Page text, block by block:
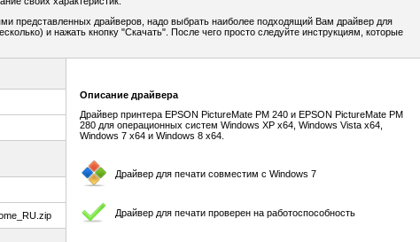
представленных драйверов, надо выбрать наиболее подходящий Вам драйвер для
и нажать кнопку "Скачать". После чего просто следуйте инструкциям, которые
Описание драйвера
Драйвер принтера EPSON PictureMate PM 240 и EPSON PictureMate PM
280 для операционных систем Windows XP x64, Windows Vista x64,
Windows 7 x64 и Windows 8 x64.
Драйвер для печати совместим с Windows 7
Драйвер для печати проверен на работоспособность